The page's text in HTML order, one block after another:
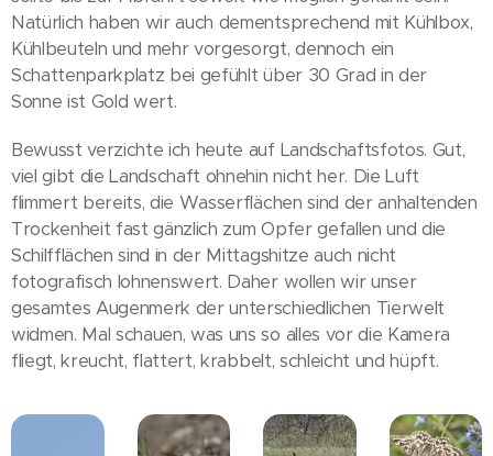
Natürlich haben wir auch dementsprechend mit Kühlbox,
Kühlbeuteln und mehr vorgesorgt, dennoch ein
Schattenparkplatz bei gefühlt über 30 Grad in der
Sonne ist Gold wert.
Bewusst verzichte ich heute auf Landschaftsfotos. Gut,
viel gibt die Landschaft ohnehin nicht her. Die Luft
flimmert bereits, die Wasserflächen sind der anhaltenden
Trockenheit fast gänzlich zum Opfer gefallen und die
Schilfflächen sind in der Mittagshitze auch nicht
fotografisch lohnenswert. Daher wollen wir unser
gesamtes Augenmerk der unterschiedlichen Tierwelt
widmen. Mal schauen, was uns so alles vor die Kamera
fliegt, kreucht, flattert, krabbelt, schleicht und hüpft.